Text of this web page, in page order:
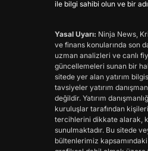
ile bilgi sahibi olun ve bir
Yasal Uyarı: Ninja News,
ve finans konularında son
uzman analizleri ve canlı
güncellemeleri sunan bir
sitede yer alan yatırım
tavsiyeler yatırım
değildir. Yatırım
kuruluşlar tarafından
tercihlerini dikkate alarak,
sunulmaktadır. Bu sitede
bültenlerimiz kapsamındaki